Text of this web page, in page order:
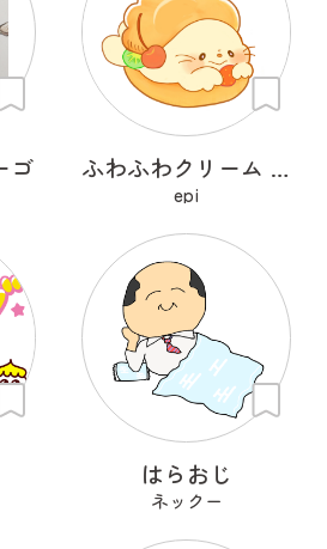
ゴ ふわふわクリーム あざらシュー
epi
はらおじ
ネックー